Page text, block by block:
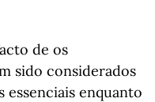
de os
sido considerados
essenciais enquanto